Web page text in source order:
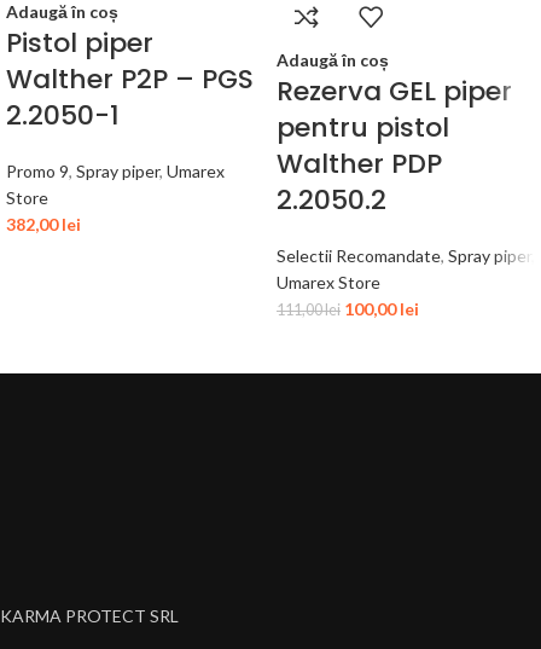
Adaugă în coș
Pistol piper
Walther P2P – PGS
2.2050-1
Promo 9, Spray piper, Umarex
Store
382,00lei
Adaugă în coș
Rezerva GEL piper
pentru pistol
Walther PDP
2.2050.2
Selectii Recomandate, Spray piper
Umarex Store
111,00lei 100,00lei
KARMA PROTECT SRL